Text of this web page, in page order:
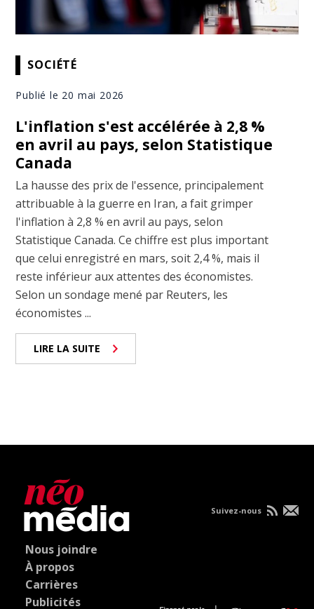
SOCIÉTÉ
Publié le 20 mai 2026
L'inflation s'est accélérée à 2,8 %
en avril au pays, selon Statistique
Canada
La hausse des prix de l'essence, principalement
attribuable à la guerre en Iran, a fait grimper
l'inflation à 2,8 % en avril au pays, selon
Statistique Canada. Ce chiffre est plus important
que celui enregistré en mars, soit 2,4 %, mais il
reste inférieur aux attentes des économistes.
Selon un sondage mené par Reuters, les
économistes ...
LIRE LA SUITE
Nous joindre
À propos
Carrières
Publicités
Suivez-nous